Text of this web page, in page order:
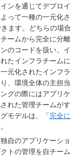
ンを通じてデプロイ
って一種の一元化さ
ます。どちらの場合
ームから完全に分離
のコードを扱い、イ
たインフラチームに
元化されたインフラ
、環境全体の主担当
グの際にはアプリケ
れた管理チームがす
モデルは、「完全に
自のアプリケーショ
トの管理を自チーム